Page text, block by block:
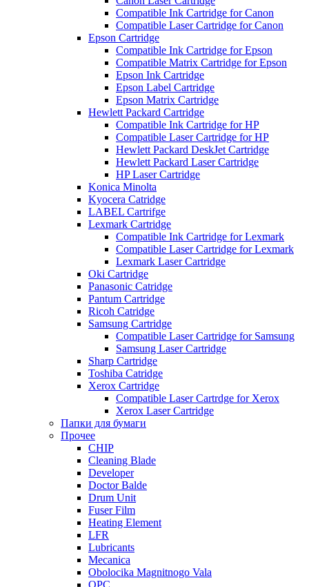
Compatible Ink Cartridge for Canon
Compatible Laser Cartridge for Canon
Epson Cartridge
Compatible Ink Cartridge for Epson
Compatible Matrix Cartridge for Epson
Epson Ink Cartridge
Epson Label Cartridge
Epson Matrix Cartridge
Hewlett Packard Cartridge
Compatible Ink Cartridge for HP
Compatible Laser Cartridge for HP
Hewlett Packard DeskJet Cartridge
Hewlett Packard Laser Cartridge
HP Laser Cartridge
Konica Minolta
Kyocera Catridge
LABEL Cartrifge
Lexmark Cartridge
Compatible Ink Cartridge for Lexmark
Compatible Laser Cartridge for Lexmark
Lexmark Laser Cartridge
Oki Cartridge
Panasonic Catridge
Pantum Cartridge
Ricoh Catridge
Samsung Cartridge
Compatible Laser Cartridge for Samsung
Samsung Laser Cartridge
Sharp Cartridge
Toshiba Catridge
Xerox Cartridge
Compatible Laser Cartrdge for Xerox
Xerox Laser Cartridge
Папки для бумаги
Прочее
CHIP
Cleaning Blade
Developer
Doctor Balde
Drum Unit
Fuser Film
Heating Element
LFR
Lubricants
Mecanica
Obolocika Magnitnogo Vala
OPC